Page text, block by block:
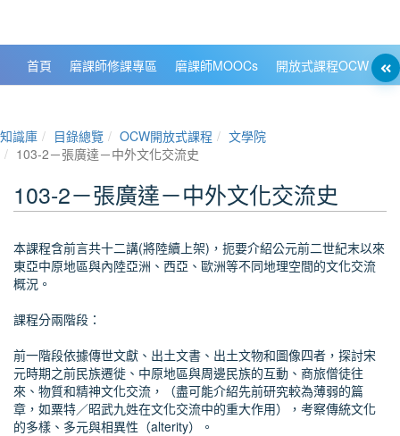
首頁 磨課師修課專區 磨課師MOOCs 開放式課程OCW
知識庫 目錄總覽 OCW開放式課程
文學院
103-2－張廣達－中外文化交流史
103-2－張廣達－中外文化交流史
本課程含前言共十二講(將陸續上架)，扼要介紹公元前二世紀末以來
東亞中原地區與內陸亞洲、西亞、歐洲等不同地理空間的文化交流
概況。
課程分兩階段：
前一階段依據傳世文獻、出土文書、出土文物和圖像四者，探討宋
元時期之前民族遷徙、中原地區與周邊民族的互動、商旅僧徒往
來、物質和精神文化交流，（盡可能介紹先前研究較為薄弱的篇
章，如粟特／昭武九姓在文化交流中的重大作用），考察傳統文化
的多樣、多元與相異性（alterity）。